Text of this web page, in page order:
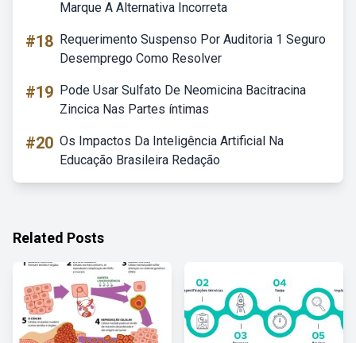
Marque A Alternativa Incorreta
#18 Requerimento Suspenso Por Auditoria 1 Seguro
Desemprego Como Resolver
#19 Pode Usar Sulfato De Neomicina Bacitracina
Zincica Nas Partes íntimas
#20 Os Impactos Da Inteligência Artificial Na
Educação Brasileira Redação
Related Posts